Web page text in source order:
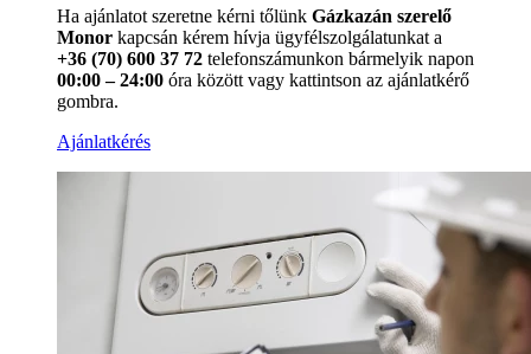
Ha ajánlatot szeretne kérni tőlünk Gázkazán szerelő
Monor kapcsán kérem hívja ügyfélszolgálatunkat a
+36 (70) 600 37 72 telefonszámunkon bármelyik napon
00:00 – 24:00 óra között vagy kattintson az ajánlatkérő
gombra.
Ajánlatkérés